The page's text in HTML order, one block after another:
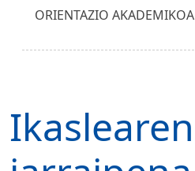
Ikaslearen
ORIENTAZIO AKADEMIKOA